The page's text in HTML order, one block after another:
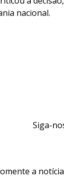
nacional.
Siga-
a notícia